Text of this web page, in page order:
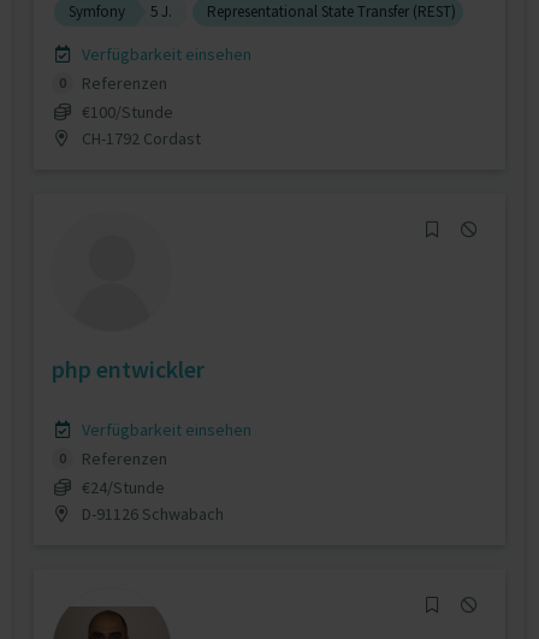
Symfony
5 J. Representational State Transfer (REST)
Verfügbarkeit einsehen
0
Referenzen
€100/Stunde
CH-1792 Cordast
php entwickler
Verfügbarkeit einsehen
0
Referenzen
€24/Stunde
D-91126 Schwabach